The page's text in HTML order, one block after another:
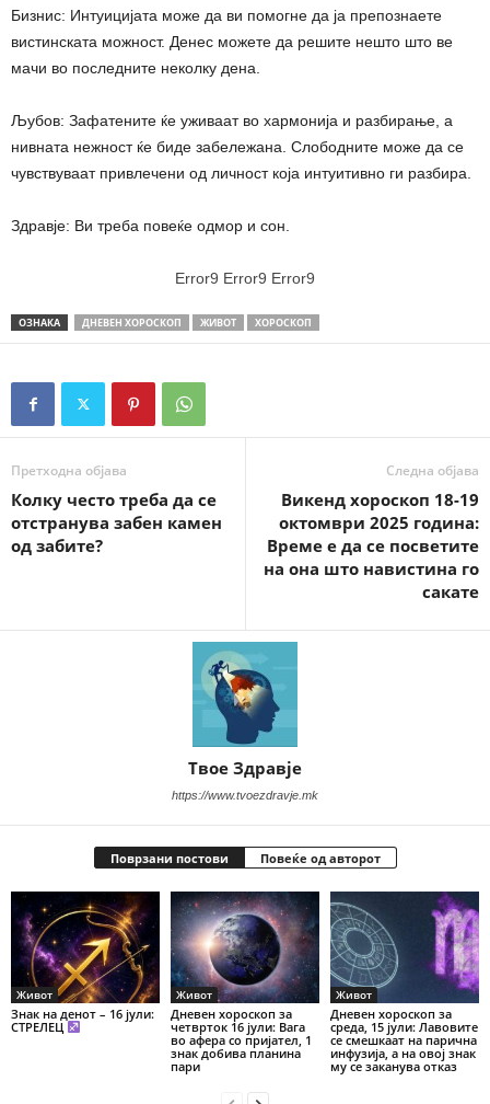
Бизнис: Интуицијата може да ви помогне да ја препознаете
вистинската можност. Денес можете да решите нешто што ве
мачи во последните неколку дена.
Љубов: Зафатените ќе уживаат во хармонија и разбирање, а
нивната нежност ќе биде забележана. Слободните може да се
чувствуваат привлечени од личност која интуитивно ги разбира.
Здравје: Ви треба повеќе одмор и сон.
Error9 Error9 Error9
ОЗНАКА ДНЕВЕН ХОРОСКОП ЖИВОТ ХОРОСКОП
Претходна објава
Колку често треба да се
отстранува забен камен
од забите?
Следна објава
Викенд хороскоп 18-19
октомври 2025 година:
Време е да се посветите
на она што навистина го
сакате
Твое Здравје
https://www.tvoezdravje.mk
Поврзани постови Повеќе од авторот
Живот
Знак на денот – 16 јули:
СТРЕЛЕЦ
Живот
Дневен хороскоп за
четврток 16 јули: Вага
во афера со пријател, 1
знак добива планина
пари
Живот
Дневен хороскоп за
среда, 15 јули: Лавовите
се смешкаат на парична
инфузија, а на овој знак
му се заканува отказ